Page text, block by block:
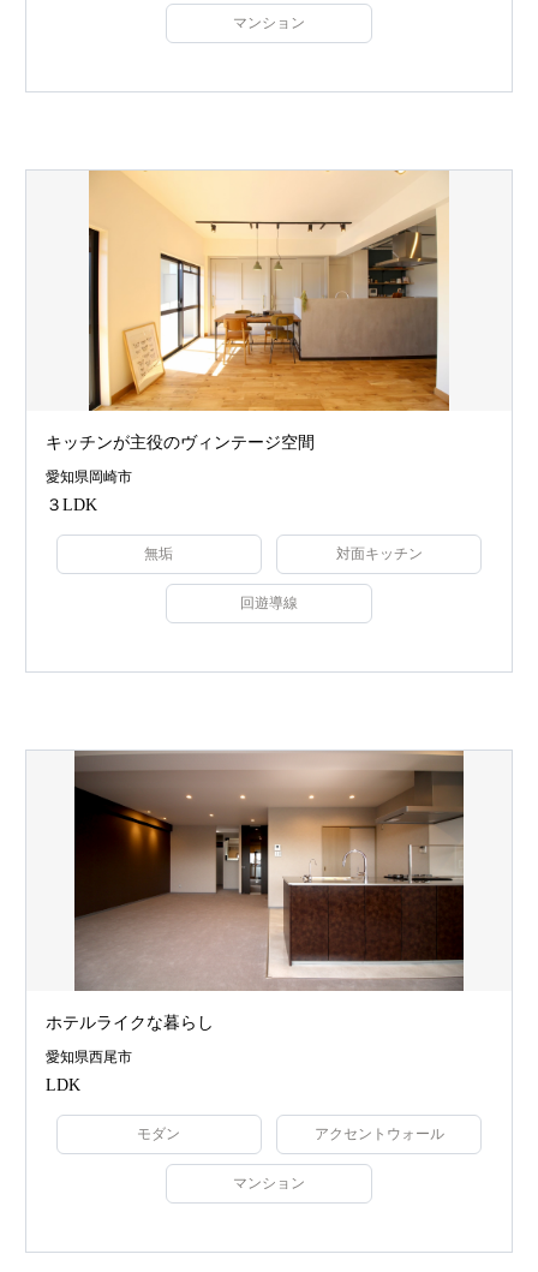
マンション
キッチンが主役のヴィンテージ空間
愛知県岡崎市
３LDK
無垢 対面キッチン
回遊導線
ホテルライクな暮らし
愛知県西尾市
LDK
モダン アクセントウォール
マンション